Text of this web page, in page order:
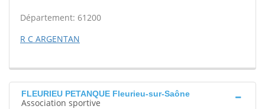
Département: 61200
R C ARGENTAN
FLEURIEU PETANQUE Fleurieu-sur-Saône
Association sportive